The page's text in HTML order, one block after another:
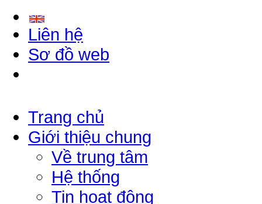
Liên hệ
Sơ đồ web
Trang chủ
Giới thiệu chung
Về trung tâm
Hệ thống
Tin hoạt động